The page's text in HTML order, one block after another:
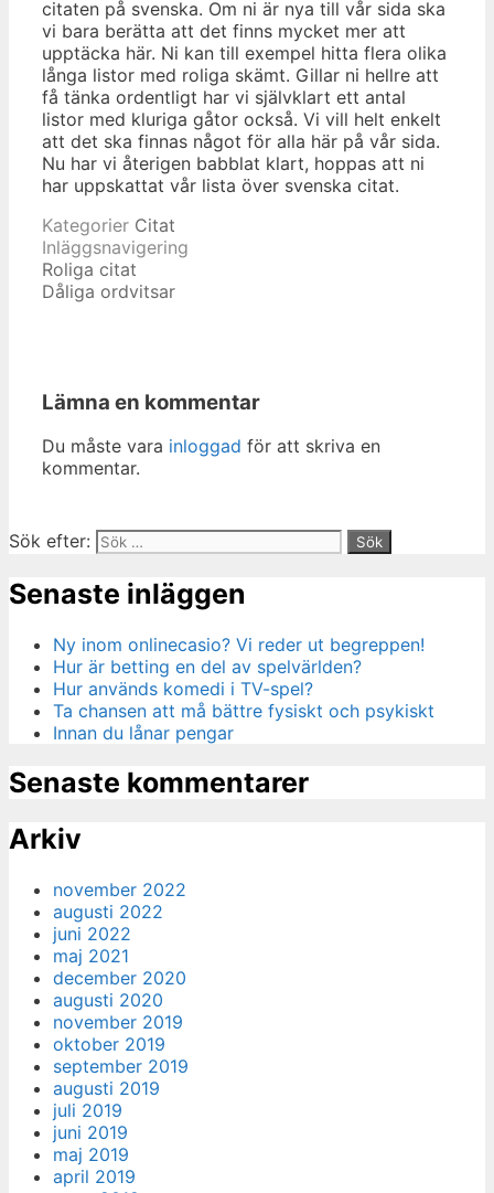
citaten på svenska. Om ni är nya till vår sida ska
vi bara berätta att det finns mycket mer att
upptäcka här. Ni kan till exempel hitta flera olika
långa listor med roliga skämt. Gillar ni hellre att
få tänka ordentligt har vi självklart ett antal
listor med kluriga gåtor också. Vi vill helt enkelt
att det ska finnas något för alla här på vår sida.
Nu har vi återigen babblat klart, hoppas att ni
har uppskattat vår lista över svenska citat.
Kategorier Citat
Inläggsnavigering
Roliga citat
Dåliga ordvitsar
Lämna en kommentar
Du måste vara inloggad för att skriva en
kommentar.
Sök efter:
Senaste inläggen
Ny inom onlinecasio? Vi reder ut begreppen!
Hur är betting en del av spelvärlden?
Hur används komedi i TV-spel?
Ta chansen att må bättre fysiskt och psykiskt
Innan du lånar pengar
Senaste kommentarer
Arkiv
november 2022
augusti 2022
juni 2022
maj 2021
december 2020
augusti 2020
november 2019
oktober 2019
september 2019
augusti 2019
juli 2019
juni 2019
maj 2019
april 2019